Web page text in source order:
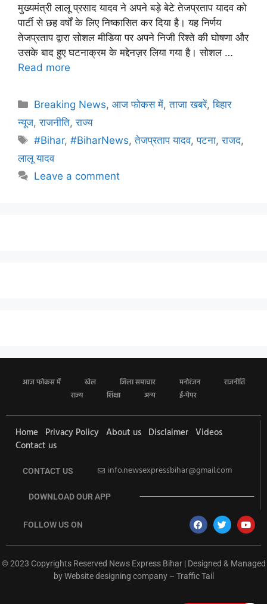
मुख्यमंत्री लालू प्रसाद यादव ने अपने बड़े बेटे तेजप्रताप यादव को
पार्टी से छह वर्षों के लिए निष्कासित कर दिया है। यह निर्णय
तेजप्रताप द्वारा सोशल मीडिया पर अपने निजी रिश्ते की घोषणा और
उसके बाद हुए घटनाक्रम के मद्देनज़र लिया गया है। सोशल …
Read more
Breaking News,आज फोकस में,ताजा खबरें,बिहार
न्यूज,राजनीति,राज्य
#Bihar,#BiharNews,तेजप्रताप यादव,पटना,राजद,
लालू यादव
Leave a comment
आज फोकस में खेल जिला समाचार मनोरंजन
राजनीति
राज्य
शिक्षा अन्य ई-पेपर
Home Privacy Policy About us Disclaimer Videos
Contact us
CONTACT US info.newsexpressbihar@gmail.com
DOWNLOAD OUR APP
FOLLOW US ON
© 2023 Copyrights Reserved News Express Bihar | Designed & Managed
byWebsite designing company– Traffic Tail